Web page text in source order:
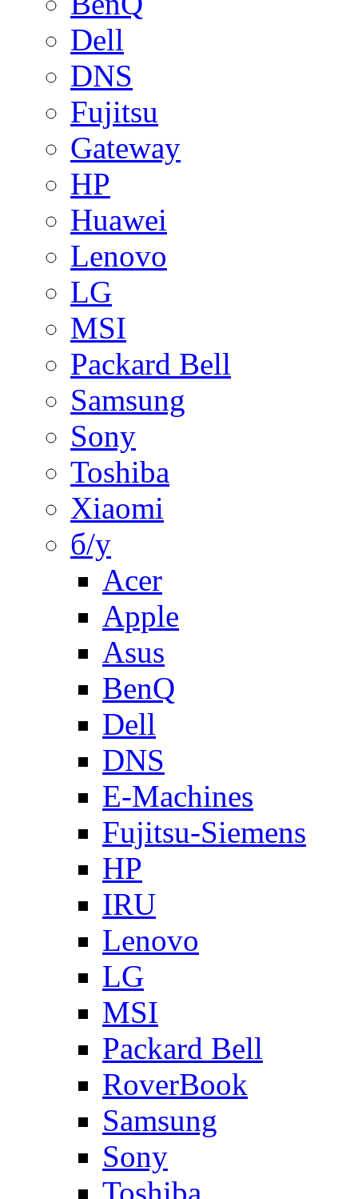
Dell
DNS
Fujitsu
Gateway
HP
Huawei
Lenovo
LG
MSI
Packard Bell
Samsung
Sony
Toshiba
Xiaomi
б/у
Acer
Apple
Asus
BenQ
Dell
DNS
E-Machines
Fujitsu-Siemens
HP
IRU
Lenovo
LG
MSI
Packard Bell
RoverBook
Samsung
Sony
Toshiba